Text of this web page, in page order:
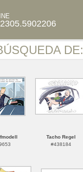
DE:
Tacho Regel
#438184